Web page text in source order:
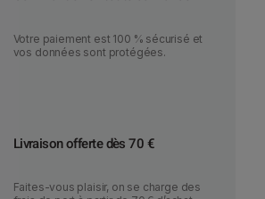
Votre paiement est 100 % sécurisé et
vos données sont protégées.
Livraison offerte dès 70 €
Faites-vous plaisir, on se charge des